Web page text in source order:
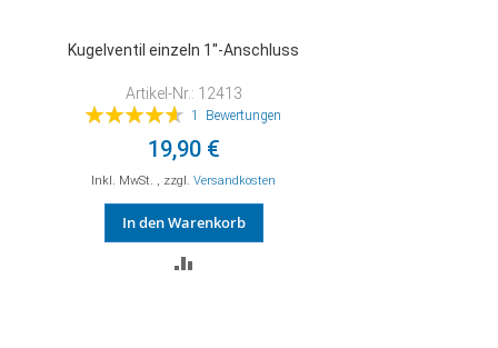
Kugelventil einzeln 1''-Anschluss
Artikel-Nr.: 12413
Bewertung:
1 Bewertungen
19,90 €
Inkl. MwSt. , zzgl. Versandkosten
In den Warenkorb